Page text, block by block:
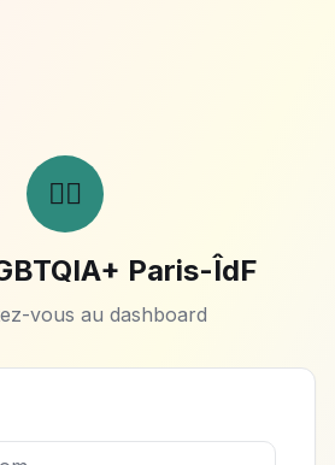
🏳️‍🌈
Paris-ÎdF
vous au dashboard